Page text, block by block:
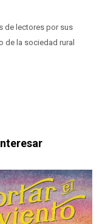
de lectores por sus
de la sociedad rural